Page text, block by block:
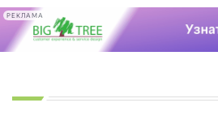
РЕКЛАМА